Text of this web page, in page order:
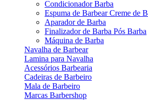
Condicionador Barba
Espuma de Barbear Creme de
Aparador de Barba
Finalizador de Barba Pós Barba
Máquina de Barba
Navalha de Barbear
Lamina para Navalha
Acessórios Barbearia
Cadeiras de Barbeiro
Mala de Barbeiro
Marcas Barbershop